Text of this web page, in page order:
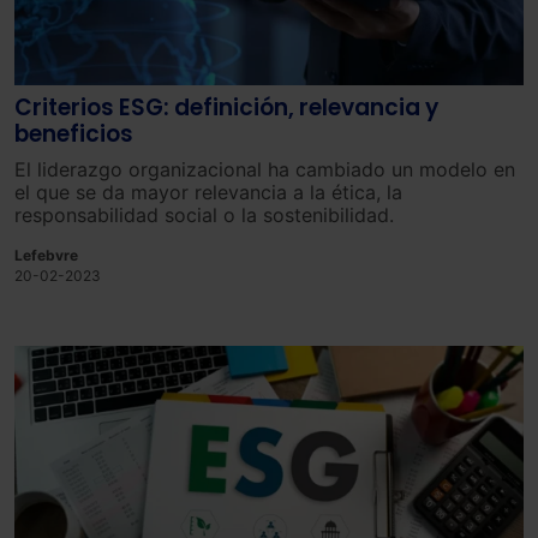
Criterios ESG: definición, relevancia y
beneficios
El liderazgo organizacional ha cambiado un modelo en
el que se da mayor relevancia a la ética, la
responsabilidad social o la sostenibilidad.
Lefebvre
20-02-2023